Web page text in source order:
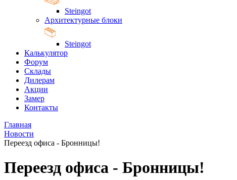
Steingot
Архитектурные блоки
Steingot
Калькулятор
Форум
Склады
Дилерам
Акции
Замер
Контакты
Главная
Новости
Переезд офиса - Бронницы!
Переезд офиса - Бронницы!